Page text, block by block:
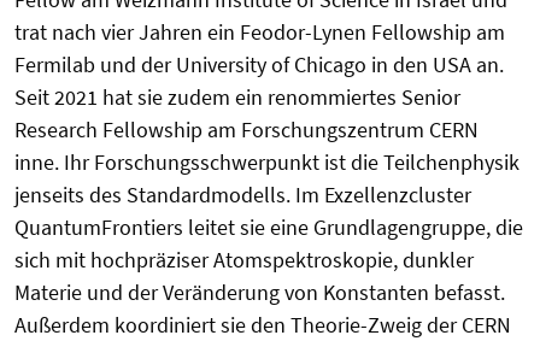
trat nach vier Jahren ein Feodor-Lynen Fellowship am
Fermilab und der University of Chicago in den USA an.
Seit 2021 hat sie zudem ein renommiertes Senior
Research Fellowship am Forschungszentrum CERN
inne. Ihr Forschungsschwerpunkt ist die Teilchenphysik
jenseits des Standardmodells. Im Exzellenzcluster
QuantumFrontiers leitet sie eine Grundlagengruppe, die
sich mit hochpräziser Atomspektroskopie, dunkler
Materie und der Veränderung von Konstanten befasst.
Außerdem koordiniert sie den Theorie-Zweig der CERN